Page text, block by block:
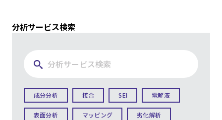
分析サービス検索
成分分析 接合 SEI 電解液
表面分析 マッピング 劣化解析